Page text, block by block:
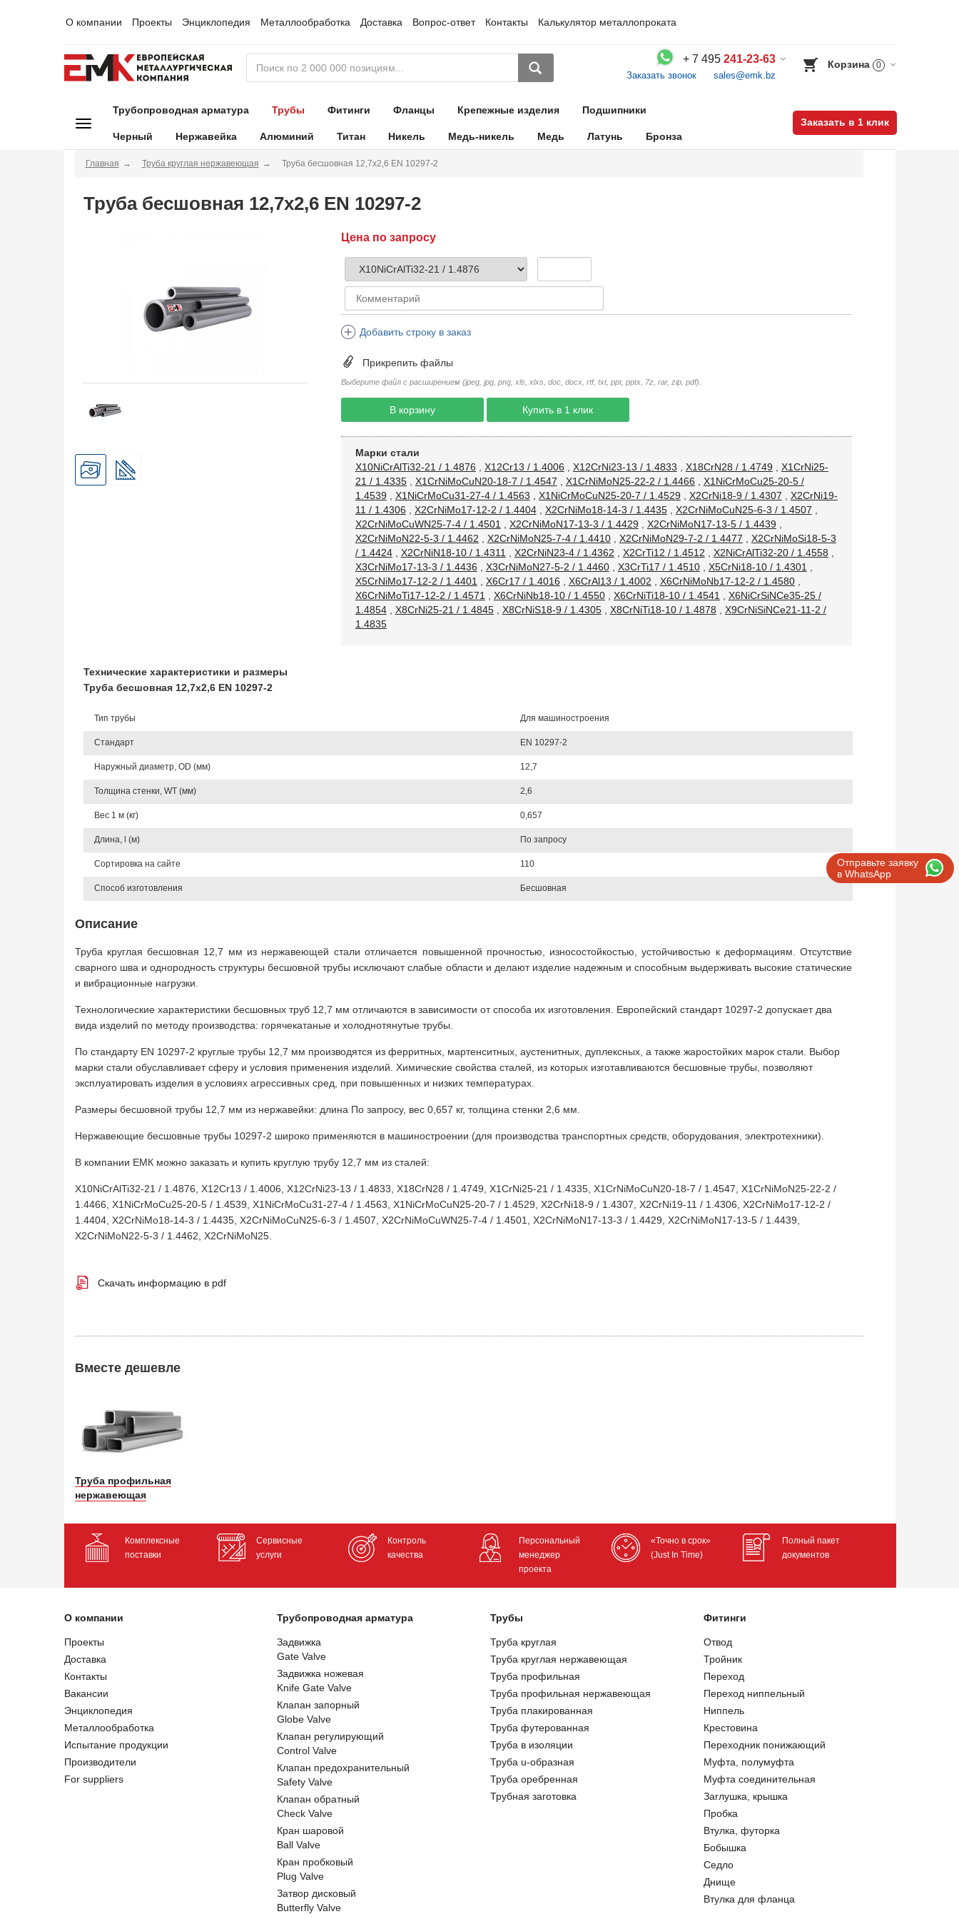
О компании Проекты Энциклопедия Металлообработка Доставка Вопрос-ответ Контакты Калькулятор металлопроката
+ 7 495 241-23-63
Заказать звонок sales@emk.bz
Корзина 0
Трубопроводная арматура Трубы Фитинги Фланцы Крепежные изделия Подшипники
Черный Нержавейка Алюминий Титан Никель Медь-никель Медь Латунь Бронза
Заказать в 1 клик
Отправьте заявку
в WhatsApp
Главная Труба круглая нержавеющая Труба бесшовная 12,7х2,6 EN 10297-2
Труба бесшовная 12,7х2,6 EN 10297-2
Цена по запросу
Добавить строку в заказ
Прикрепить файлы
Выберите файл с расширением (jpeg, jpg, png, xls, xlxs, doc, docx, rtf, txt, ppt, pptx, 7z, rar, zip, pdf).
В корзину Купить в 1 клик
Марки стали
X10NiCrAlTi32-21 / 1.4876
X12Cr13 / 1.4006 X12CrNi23-13 / 1.4833 X18CrN28 / 1.4749
X1CrNi25-
21 / 1.4335, X1CrNiMoCuN20-18-7 / 1.4547 X1CrNiMoN25-22-2 / 1.4466
X1NiCrMoCu25-20-5 /
1.4539
X1NiCrMoCu31-27-4 / 1.4563 X1NiCrMoCuN25-20-7 / 1.4529 X2CrNi18-9 / 1.4307
X2CrNi19-
11 / 1.4306
X2CrNiMo17-12-2 / 1.4404, X2CrNiMo18-14-3 / 1.4435, X2CrNiMoCuN25-6-3 / 1.4507
X2CrNiMoCuWN25-7-4 / 1.4501
X2CrNiMoN17-13-3 / 1.4429 X2CrNiMoN17-13-5 / 1.4439
X2CrNiMoN22-5-3 / 1.4462
X2CrNiMoN25-7-4 / 1.4410, X2CrNiMoN29-7-2 / 1.4477
X2CrNiMoSi18-5-3
/ 1.4424, X2CrNiN18-10 / 1.4311 X2CrNiN23-4 / 1.4362 X2CrTi12 / 1.4512 X2NiCrAlTi32-20 / 1.4558
X3CrNiMo17-13-3 / 1.4436
X3CrNiMoN27-5-2 / 1.4460, X3CrTi17 / 1.4510, X5CrNi18-10 / 1.4301
X5CrNiMo17-12-2 / 1.4401
X6Cr17 / 1.4016 X6CrAl13 / 1.4002 X6CrNiMoNb17-12-2 / 1.4580,
X6CrNiMoTi17-12-2 / 1.4571
X6CrNiNb18-10 / 1.4550, X6CrNiTi18-10 / 1.4541
X6NiCrSiNCe35-25 /
1.4854, X8CrNi25-21 / 1.4845, X8CrNiS18-9 / 1.4305, X8CrNiTi18-10 / 1.4878
X9CrNiSiNCe21-11-2 /
1.4835
Технические характеристики и размеры
Труба бесшовная 12,7х2,6 EN 10297-2
Тип трубы Для машиностроения
Стандарт EN 10297-2
Наружный диаметр, OD (мм) 12,7
Толщина стенки, WT (мм) 2,6
Вес 1 м (кг) 0,657
Длина, l (м) По запросу
Сортировка на сайте 110
Способ изготовления Бесшовная
Описание
Труба круглая бесшовная 12,7 мм из нержавеющей стали отличается повышенной прочностью, износостойкостью, устойчивостью к деформациям. Отсутствие
сварного шва и однородность структуры бесшовной трубы исключают слабые области и делают изделие надежным и способным выдерживать высокие статические
и вибрационные нагрузки.
Технологические характеристики бесшовных труб 12,7 мм отличаются в зависимости от способа их изготовления. Европейский стандарт 10297-2 допускает два
вида изделий по методу производства: горячекатаные и холоднотянутые трубы.
По стандарту EN 10297-2 круглые трубы 12,7 мм производятся из ферритных, мартенситных, аустенитных, дуплексных, а также жаростойких марок стали. Выбор
марки стали обуславливает сферу и условия применения изделий. Химические свойства сталей, из которых изготавливаются бесшовные трубы, позволяют
эксплуатировать изделия в условиях агрессивных сред, при повышенных и низких температурах.
Размеры бесшовной трубы 12,7 мм из нержавейки: длина По запросу, вес 0,657 кг, толщина стенки 2,6 мм.
Нержавеющие бесшовные трубы 10297-2 широко применяются в машиностроении (для производства транспортных средств, оборудования, электротехники).
В компании ЕМК можно заказать и купить круглую трубу 12,7 мм из сталей:
X10NiCrAlTi32-21 / 1.4876, X12Cr13 / 1.4006, X12CrNi23-13 / 1.4833, X18CrN28 / 1.4749, X1CrNi25-21 / 1.4335, X1CrNiMoCuN20-18-7 / 1.4547, X1CrNiMoN25-22-2 /
1.4466, X1NiCrMoCu25-20-5 / 1.4539, X1NiCrMoCu31-27-4 / 1.4563, X1NiCrMoCuN25-20-7 / 1.4529, X2CrNi18-9 / 1.4307, X2CrNi19-11 / 1.4306, X2CrNiMo17-12-2 /
1.4404, X2CrNiMo18-14-3 / 1.4435, X2CrNiMoCuN25-6-3 / 1.4507, X2CrNiMoCuWN25-7-4 / 1.4501, X2CrNiMoN17-13-3 / 1.4429, X2CrNiMoN17-13-5 / 1.4439,
X2CrNiMoN22-5-3 / 1.4462, X2CrNiMoN25.
Скачать информацию в pdf
Вместе дешевле
Труба профильная
нержавеющая
Комплексные
поставки
Сервисные
услуги
Контроль
качества
Персональный
менеджер
проекта
«Точно в срок»
(Just In Time)
Полный пакет
документов
О компании
Проекты
Доставка
Контакты
Вакансии
Энциклопедия
Металлообработка
Испытание продукции
Производители
For suppliers
Трубопроводная арматура
Задвижка
Gate Valve
Задвижка ножевая
Knife Gate Valve
Клапан запорный
Globe Valve
Клапан регулирующий
Control Valve
Клапан предохранительный
Safety Valve
Клапан обратный
Check Valve
Кран шаровой
Ball Valve
Кран пробковый
Plug Valve
Затвор дисковый
Butterfly Valve
Трубы
Труба круглая
Труба круглая нержавеющая
Труба профильная
Труба профильная нержавеющая
Труба плакированная
Труба футерованная
Труба в изоляции
Труба u-образная
Труба оребренная
Трубная заготовка
Фитинги
Отвод
Тройник
Переход
Переход ниппельный
Ниппель
Крестовина
Переходник понижающий
Муфта, полумуфта
Муфта соединительная
Заглушка, крышка
Пробка
Втулка, футорка
Бобышка
Седло
Днище
Втулка для фланца